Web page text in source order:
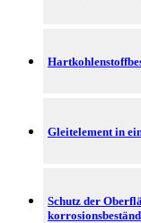
Gleitelement in
Schutz der